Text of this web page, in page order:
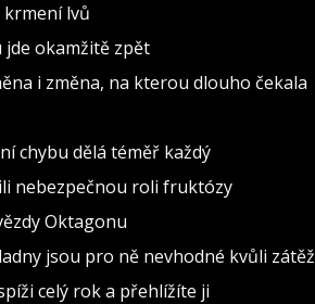
krmení lvů
jde okamžitě zpět
i změna, na kterou dlouho čekala
chybu dělá téměř každý
nebezpečnou roli fruktózy
Oktagonu
jsou pro ně nevhodné kvůli
celý rok a přehlížíte ji